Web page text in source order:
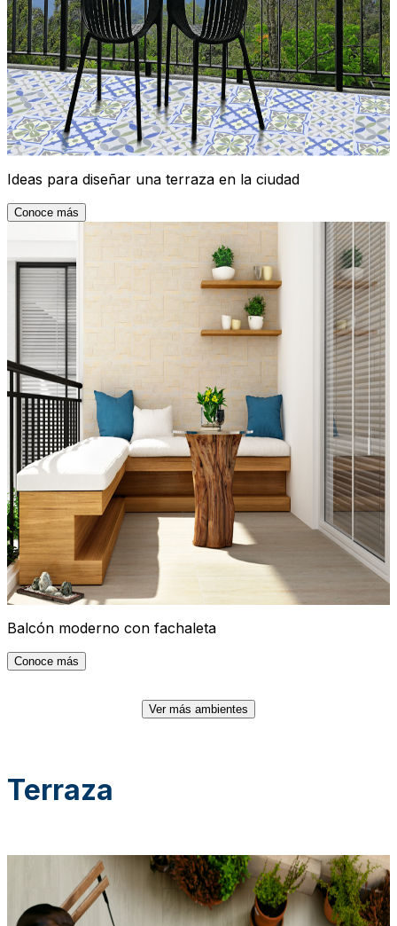
Ideas para diseñar una terraza en la ciudad
Conoce más
Balcón moderno con fachaleta
Conoce más
Ver más ambientes
Terraza